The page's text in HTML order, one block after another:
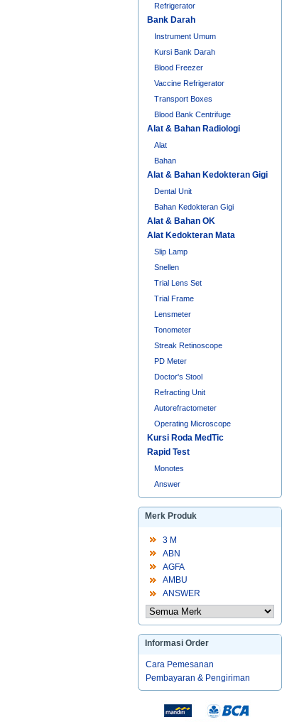
Refrigerator
Bank Darah
Instrument Umum
Kursi Bank Darah
Blood Freezer
Vaccine Refrigerator
Transport Boxes
Blood Bank Centrifuge
Alat & Bahan Radiologi
Alat
Bahan
Alat & Bahan Kedokteran Gigi
Dental Unit
Bahan Kedokteran Gigi
Alat & Bahan OK
Alat Kedokteran Mata
Slip Lamp
Snellen
Trial Lens Set
Trial Frame
Lensmeter
Tonometer
Streak Retinoscope
PD Meter
Doctor's Stool
Refracting Unit
Autorefractometer
Operating Microscope
Kursi Roda MedTic
Rapid Test
Monotes
Answer
Merk Produk
3 M
ABN
AGFA
AMBU
ANSWER
Informasi Order
Cara Pemesanan
Pembayaran & Pengiriman